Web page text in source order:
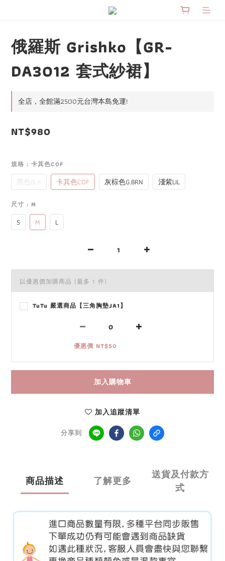
俄羅斯 Grishko【GR-
DA3012 套式紗裙】
全店，全館滿2500元台灣本島免運!
NT$980
規格 : 卡其色COF
黑色BLK 卡其色COF 灰棕色G.BRN 淺紫LIL
尺寸 : M
S M L
以優惠價加購商品 (最多 1 件)
TuTu 嚴選商品【三角胸墊JA1】
優惠價 NT$50
加入購物車
加入追蹤清單
分享到
商品描述 了解更多
送貨及付款方
式